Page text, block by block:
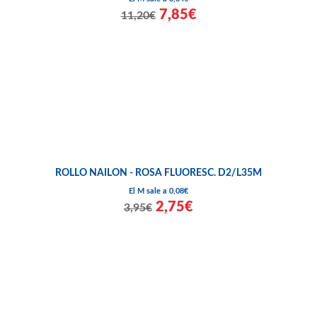
11,20€ 7,85€
ROLLO NAILON - ROSA FLUORESC. D2/L35M
El M sale a 0,08€
3,95€ 2,75€